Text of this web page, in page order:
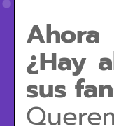
Ahora
¿Hay
sus